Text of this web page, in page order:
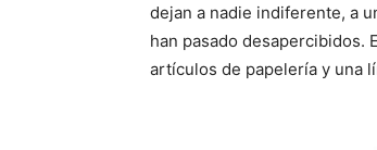
dejan a nadie indiferente, a
han pasado desapercibidos.
artículos de papelería y una